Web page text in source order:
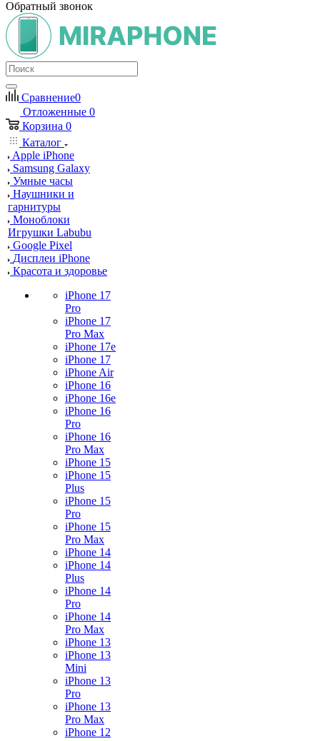
Обратный звонок
Сравнение0
Отложенные 0
Корзина 0
Каталог
Apple iPhone
Samsung Galaxy
Умные часы
Наушники и
гарнитуры
Моноблоки
Игрушки Labubu
Google Pixel
Дисплеи iPhone
Красота и здоровье
iPhone 17
Pro
iPhone 17
Pro Max
iPhone 17e
iPhone 17
iPhone Air
iPhone 16
iPhone 16e
iPhone 16
Pro
iPhone 16
Pro Max
iPhone 15
iPhone 15
Plus
iPhone 15
Pro
iPhone 15
Pro Max
iPhone 14
iPhone 14
Plus
iPhone 14
Pro
iPhone 14
Pro Max
iPhone 13
iPhone 13
Mini
iPhone 13
Pro
iPhone 13
Pro Max
iPhone 12